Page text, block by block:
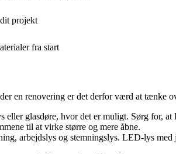
projekt
fra start
en renovering er det derfor værd at tænke
eller glasdøre, hvor det er muligt. Sørg for,
til at virke større og mere åbne.
arbejdslys og stemningslys. LED-lys